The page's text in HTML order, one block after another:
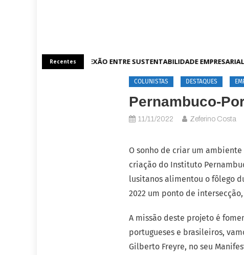
RecentesA CONEXÃO ENTRE SUSTENTABILIDADE
COLUNISTAS DESTAQUES
Pernambuco-
11/11/2022 Zeferino Costa
O sonho de criar um
criação do Instituto
lusitanos alimentou o fôlego
2022 um ponto de
A missão deste projeto é
portugueses e brasileiros,
Gilberto Freyre, no seu